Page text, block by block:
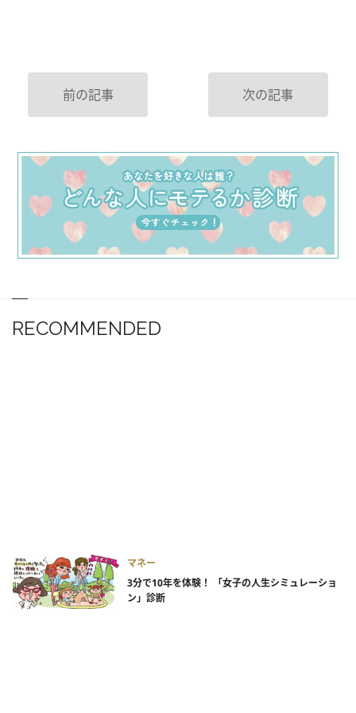
前の記事 次の記事
RECOMMENDED
マネー
3分で10年を体験！ 「女子の人生シミュレーショ
ン」診断